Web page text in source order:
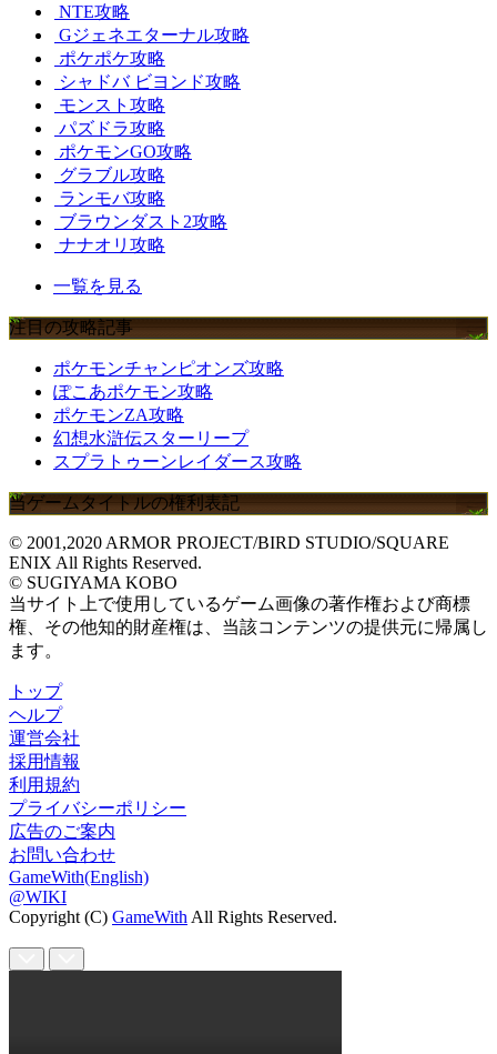
NTE攻略
Gジェネエターナル攻略
ポケポケ攻略
シャドバ ビヨンド攻略
モンスト攻略
パズドラ攻略
ポケモンGO攻略
グラブル攻略
ランモバ攻略
ブラウンダスト2攻略
ナナオリ攻略
一覧を見る
注目の攻略記事
ポケモンチャンピオンズ攻略
ぽこあポケモン攻略
ポケモンZA攻略
幻想水滸伝スターリープ
スプラトゥーンレイダース攻略
当ゲームタイトルの権利表記
© 2001,2020 ARMOR PROJECT/BIRD STUDIO/SQUARE
ENIX All Rights Reserved.
© SUGIYAMA KOBO
当サイト上で使用しているゲーム画像の著作権および商標
権、その他知的財産権は、当該コンテンツの提供元に帰属し
ます。
トップ
ヘルプ
運営会社
採用情報
利用規約
プライバシーポリシー
広告のご案内
お問い合わせ
GameWith(English)
@WIKI
Copyright (C) GameWithAll Rights Reserved.